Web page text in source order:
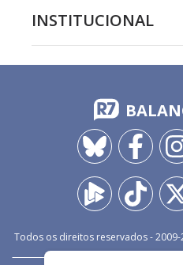
INSTITUCIONAL
Todos os direitos reservados - 2009-